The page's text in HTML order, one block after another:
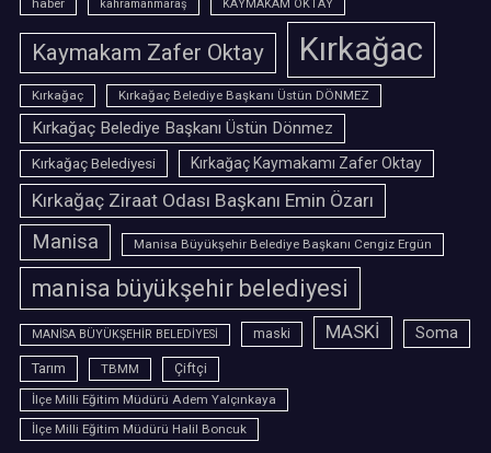
haber
kahramanmaraş KAYMAKAM OKTAY
Kaymakam Zafer Oktay Kırkağac
Kırkağaç Kırkağaç Belediye Başkanı Üstün DÖNMEZ
Kırkağaç Belediye Başkanı Üstün Dönmez
Kırkağaç Belediyesi Kırkağaç Kaymakamı Zafer Oktay
Kırkağaç Ziraat Odası Başkanı Emin Özarı
Manisa Manisa Büyükşehir Belediye Başkanı Cengiz Ergün
manisa büyükşehir belediyesi
MANİSA BÜYÜKŞEHİR BELEDİYESİ maski MASKİ Soma
Tarım TBMM
Çiftçi
İlçe Milli Eğitim Müdürü Adem Yalçınkaya
İlçe Milli Eğitim Müdürü Halil Boncuk